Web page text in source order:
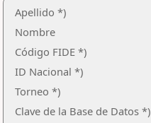
Apellido *)
Nombre
Código FIDE *)
ID Nacional *)
Torneo *)
Clave de la Base de Datos *)